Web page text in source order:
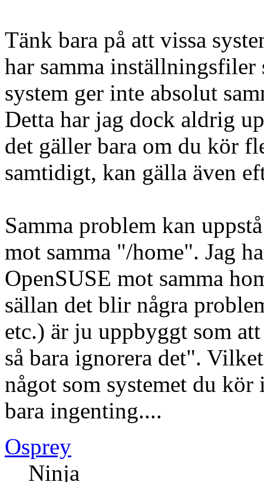
Tänk bara på att vissa
har samma inställningsfiler
system ger inte absolut
Detta har jag dock aldrig
det gäller bara om du kör
samtidigt, kan gälla även
Samma problem kan
mot samma "/home". Jag
OpenSUSE mot samma
sällan det blir några
etc.) är ju uppbyggt som
så bara ignorera det".
något som systemet du
bara ingenting....
Osprey
Ninja